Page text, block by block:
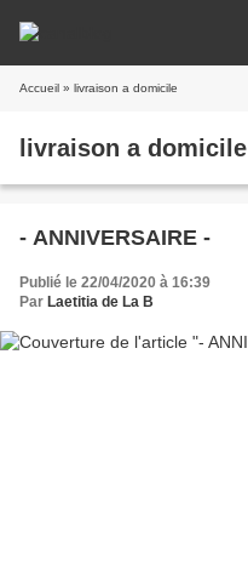
Accueil » livraison a domicile
livraison a domicile
- ANNIVERSAIRE -
Publié le 22/04/2020 à 16:39
Par Laetitia de La B